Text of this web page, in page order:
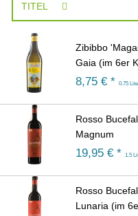
TITEL
Zibibbo
Gaia (im 6er
8,75 € * 0.75
Rosso
Magnum
19,95 € * 1.5
Rosso
Lunaria (im